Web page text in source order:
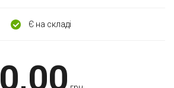
Є на складі
0,00